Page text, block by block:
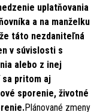
uplatňovania
a na manželku
táto nezdaniteľná
v súvislosti s
alebo z inej
pritom aj
sporenie, životné
Plánované zmeny